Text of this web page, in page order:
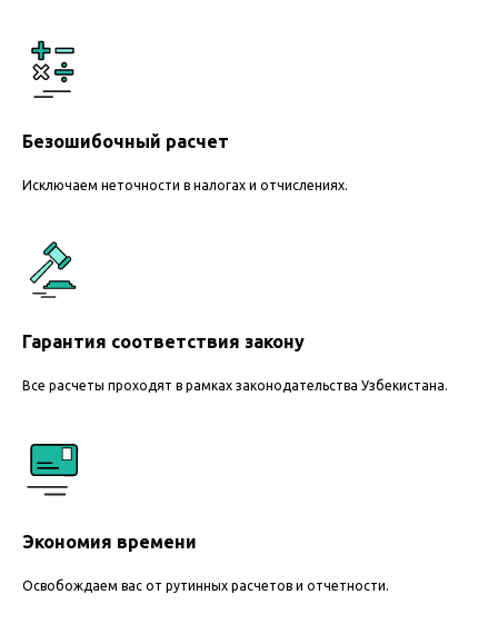
Безошибочный расчет
Исключаем неточности в налогах и отчислениях.
Гарантия соответствия закону
Все расчеты проходят в рамках законодательства Узбекистана.
Экономия времени
Освобождаем вас от рутинных расчетов и отчетности.